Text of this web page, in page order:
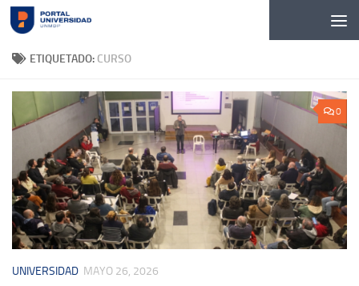
Skip to content
ETIQUETADO: CURSO
0
UNIVERSIDAD MAYO 26, 2026